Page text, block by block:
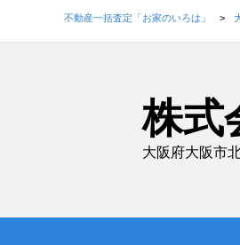
不動産一括査定「お家のいろは」
株式
大阪府大阪市